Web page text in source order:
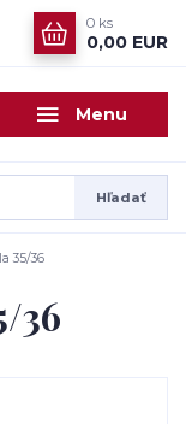
Menu
Hľadať
0 ks
0,00 EUR
35/36
36